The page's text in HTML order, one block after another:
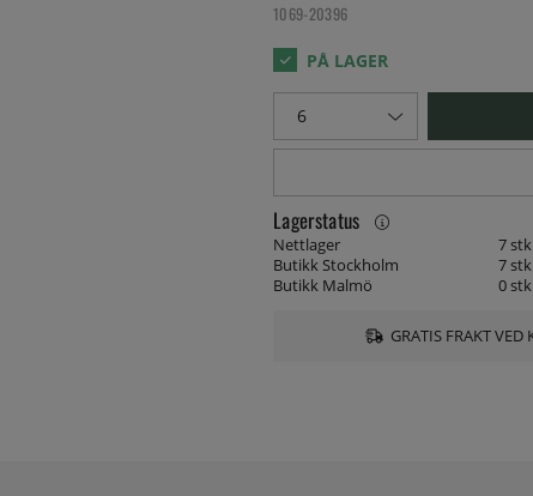
1069-20396
Lagerstatus
Nettlager
7
Butikk Stockholm
7
Butikk Malmö
0
GRATIS FRAKT VED